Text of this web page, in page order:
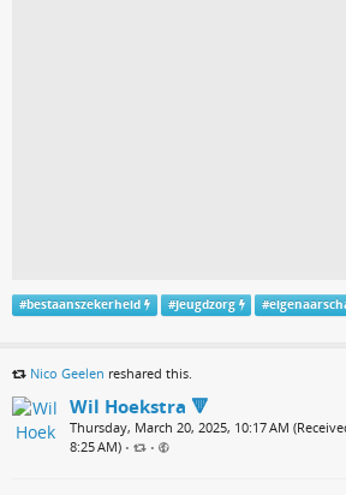
#bestaanszekerheid #Jeugdzorg #
Nico Geelen reshared this.
Wil Hoekstra 🔻
Thursday, March 20, 2025, 10:17 AM
8:25 AM) • •